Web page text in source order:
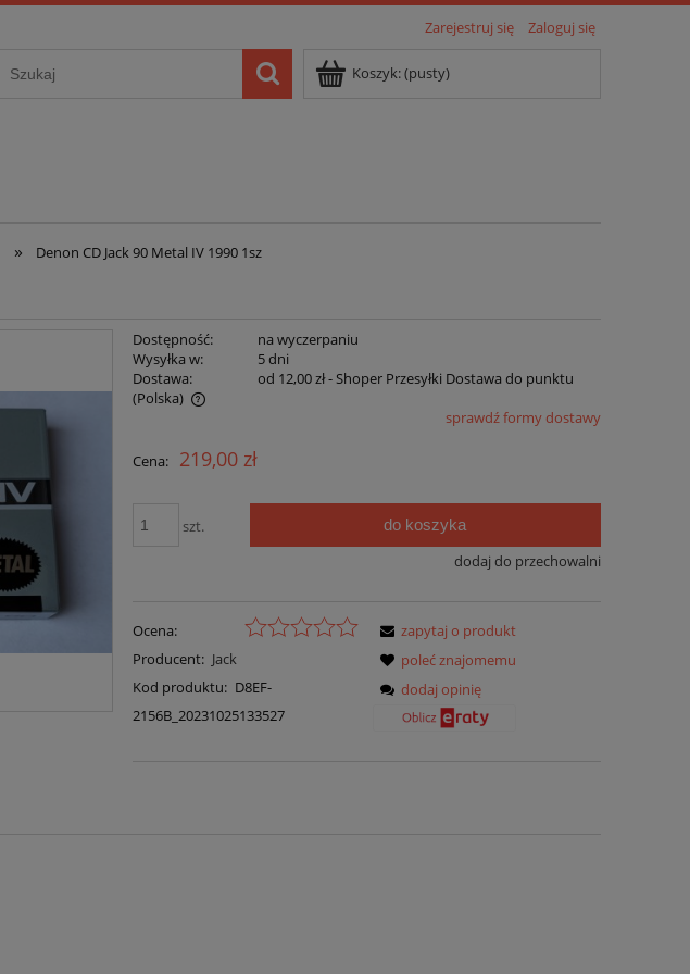
Zarejestruj się Zaloguj się
Koszyk:(pusty)
» Denon CD Jack 90 Metal IV 1990 1sz
Dostępność:
na wyczerpaniu
Wysyłka w:
5 dni
Dostawa:
od 12,00 zł- Shoper Przesyłki Dostawa do punktu
(Polska)
sprawdź formy dostawy
Cena: 219,00 zł
szt. do koszyka
dodaj do przechowalni
Ocena:
Producent: Jack
Kod produktu: D8EF-
2156B_20231025133527
zapytaj o produkt
poleć znajomemu
dodaj opinię